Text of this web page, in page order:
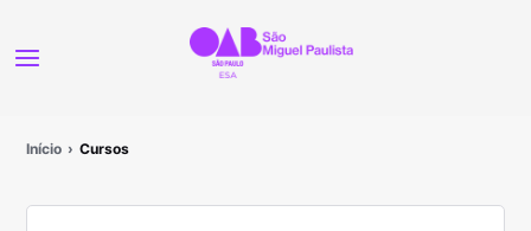
Início Cursos